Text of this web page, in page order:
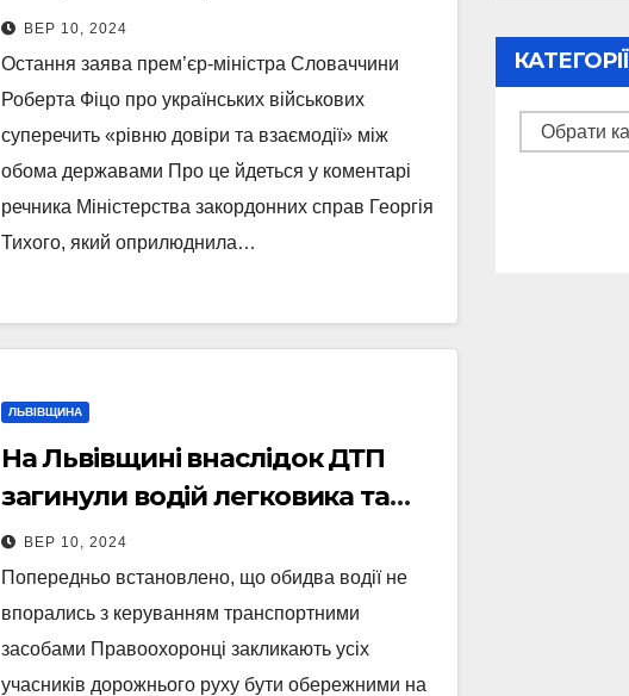
Україні: у МЗС відповіли
ВЕР 10, 2024
Остання заява прем’єр-міністра Словаччини
Роберта Фіцо про українських військових
суперечить «рівню довіри та взаємодії» між
обома державами Про це йдеться у коментарі
речника Міністерства закордонних справ Георгія
Тихого, який оприлюднила…
ЛЬВІВЩИНА
На Львівщині внаслідок ДТП
загинули водій легковика та
мотоцикліст (Фото)
ВЕР 10, 2024
Попередньо встановлено, що обидва водії не
впорались з керуванням транспортними
засобами Правоохоронці закликають усіх
учасників дорожнього руху бути обережними на
КАТЕГОРІЇ
Категорії